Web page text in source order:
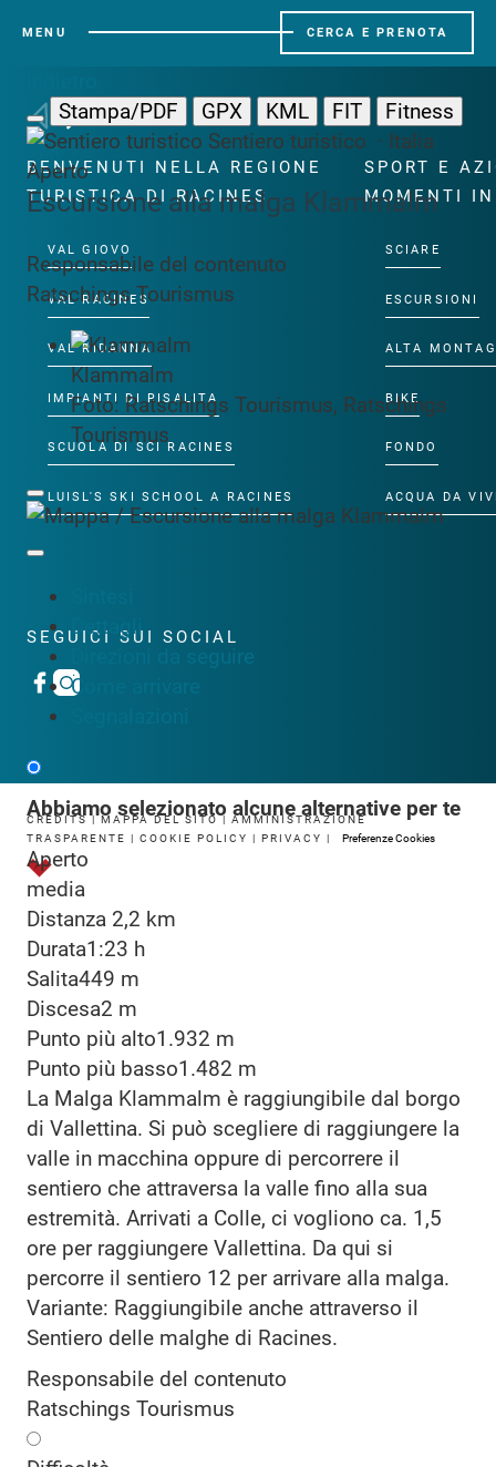
MENU CERCA E PRENOTA
Stampa/PDF
GPX KML FIT
Fitness
Sentiero turistico · Italia
Aperto
Escursione alla malga Klammalm
Responsabile del contenuto
Ratschings Tourismus
Klammalm
Foto: Ratschings Tourismus, Ratschings
Tourismus
Dettagli
Direzioni da seguire
Come arrivare
Abbiamo selezionato alcune alternative per te
Aperto
media
Distanza 2,2 km
Durata1:23 h
Salita449 m
Discesa2 m
Punto più alto1.932 m
Punto più basso1.482 m
La Malga Klammalm è raggiungibile dal borgo
di Vallettina. Si può scegliere di raggiungere la
valle in macchina oppure di percorrere il
sentiero che attraversa la valle fino alla sua
estremità. Arrivati a Colle, ci vogliono ca. 1,5
ore per raggiungere Vallettina. Da qui si
percorre il sentiero 12 per arrivare alla malga.
Variante: Raggiungibile anche attraverso il
Sentiero delle malghe di Racines.
Responsabile del contenuto
Ratschings Tourismus
BENVENUTI NELLA REGIONE
TURISTICA DI RACINES
VAL GIOVO
VAL RACINES
VAL RIDANNA
IMPIANTI DI RISALITA
SCUOLA DI SCI RACINES
LUISL'S SKI SCHOOL A RACINES
SPORT E
MOMENTI
SCIARE
ESCURSIONI
ALTA
BIKE
FONDO
ACQUA DA
SEGUICI SUI SOCIAL
CREDITS |MAPPA DEL SITO | AMMINISTRAZIONE
TRASPARENTE | COOKIE POLICY | PRIVACY | Preferenze Cookies